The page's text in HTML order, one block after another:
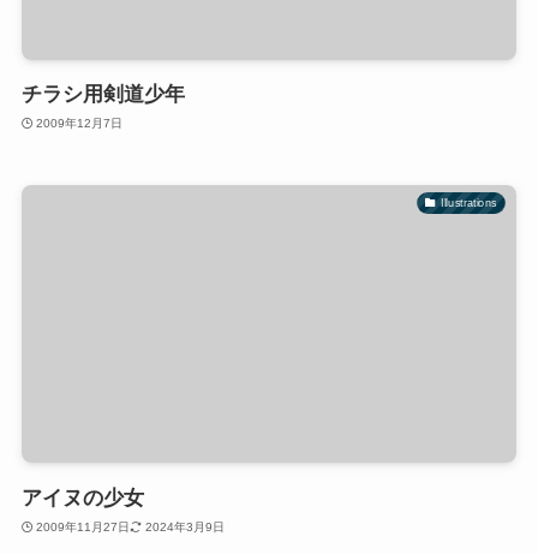
チラシ用剣道少年
2009年12月7日
Illustrations
アイヌの少女
2009年11月27日 2024年3月9日